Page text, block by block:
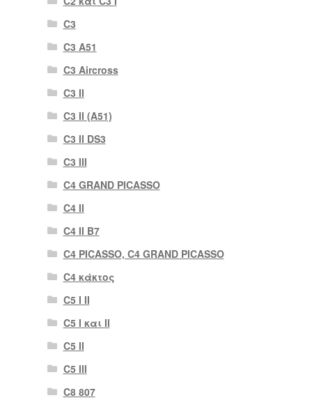
C3
C3 A51
C3 Aircross
C3 II
C3 II (A51)
C3 II DS3
C3 III
C4 GRAND PICASSO
C4 II
C4 II B7
C4 PICASSO, C4 GRAND PICASSO
C4 κάκτος
C5 I II
C5 I και II
C5 II
C5 III
C8 807